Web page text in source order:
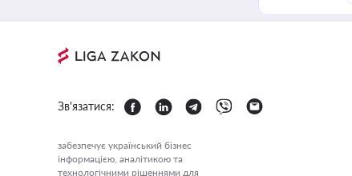
Зв'язатися:
забезпечує український бізнес
інформацією, аналітикою та
технологічними рішеннями для